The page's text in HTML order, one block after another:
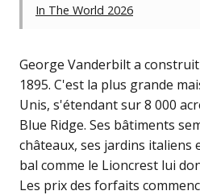
In The World 2026
George Vanderbilt a
1895. C'est la plus grande
Unis, s'étendant sur 8 000
Blue Ridge. Ses bâtiments
châteaux, ses jardins italiens
bal comme le Lioncrest lui
Les prix des forfaits